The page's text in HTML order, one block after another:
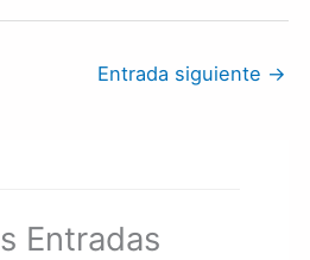
Entrada siguiente →
Entradas